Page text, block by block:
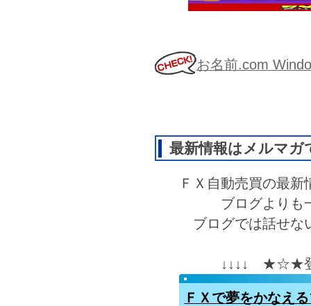
お名前.com
最新情報はメルマガ
ＦＸ自動売買の最
ブログよりも
ブログでは話せな
↓↓↓↓ ★☆★
ＦＸで夢をかなえ